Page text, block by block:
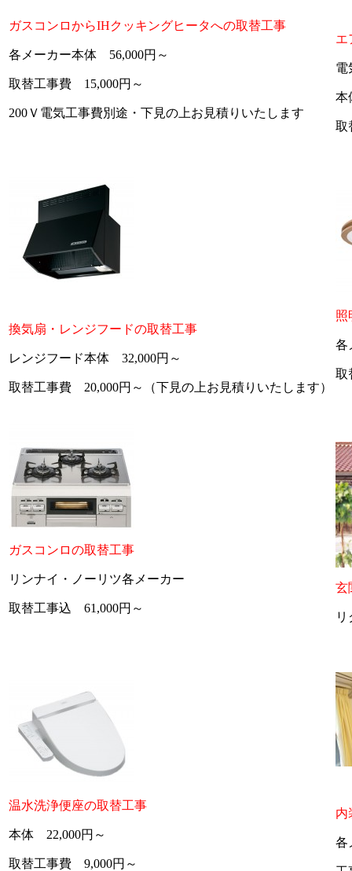
ガスコンロからIHクッキングヒータへの取替工事
各メーカー本体 56,000円～
取替工事費 15,000円～
200Ｖ電気工事費別途・下見の上お見積りいたします
エ
電
本
取
換気扇・レンジフードの取替工事
レンジフード本体 32,000円～
取替工事費 20,000円～（下見の上お見積りいたします）
照
各
取
ガスコンロの取替工事
リンナイ・ノーリツ各メーカー
取替工事込 61,000円～
玄
温水洗浄便座の取替工事
本体 22,000円～
取替工事費 9,000円～
内
各